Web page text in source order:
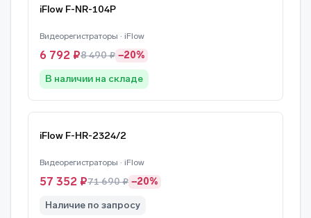
iFlow F-NR-104P
Видеорегистраторы · iFlow
6 792 ₽8 490 ₽ −20%
В наличии на складе
iFlow F-HR-2324/2
Видеорегистраторы · iFlow
57 352 ₽71 690 ₽ −20%
Наличие по запросу